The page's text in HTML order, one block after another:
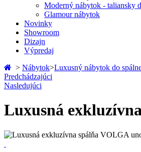
Moderný nábytok - taliansky
Glamour nábytok
Novinky
Showroom
Dizajn
Výpredaj
> Nábytok>Luxusný nábytok do
Predchádzajúci
Nasledujúci
Luxusná